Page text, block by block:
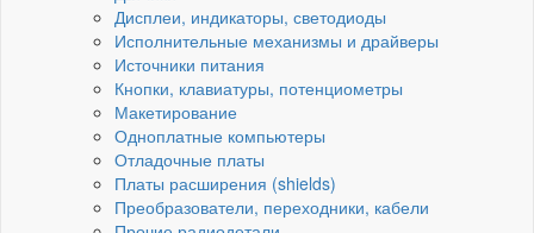
Дисплеи, индикаторы, светодиоды
Исполнительные механизмы и драйверы
Источники питания
Кнопки, клавиатуры, потенциометры
Макетирование
Одноплатные компьютеры
Отладочные платы
Платы расширения (shields)
Преобразователи, переходники, кабели